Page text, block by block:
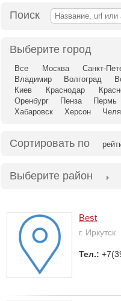
Поиск
Выберите город
Все Москва Санкт-
Владимир
Волгоград
Киев
Краснодар
Оренбург
Пенза Пермь
Хабаровск
Херсон
Сортировать по
Выберите район
Best
г. Иркутск
Тел.: